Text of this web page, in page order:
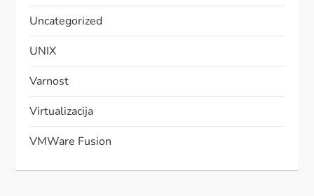
Uncategorized
UNIX
Varnost
Virtualizacija
VMWare Fusion